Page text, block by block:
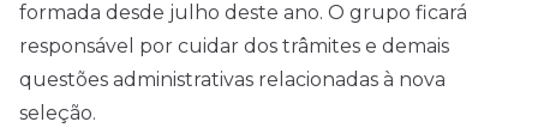
formada desde julho deste ano. O grupo ficará
responsável por cuidar dos trâmites e demais
questões administrativas relacionadas à nova
seleção.